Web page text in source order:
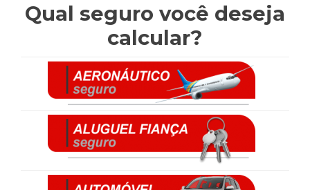
Qual seguro você deseja
calcular?